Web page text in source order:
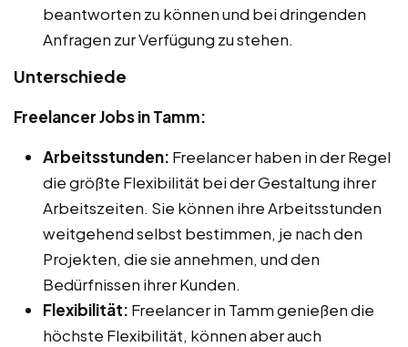
beantworten zu können und bei dringenden
Anfragen zur Verfügung zu stehen.
Unterschiede
Freelancer Jobs in Tamm:
Arbeitsstunden: Freelancer haben in der Regel
die größte Flexibilität bei der Gestaltung ihrer
Arbeitszeiten. Sie können ihre Arbeitsstunden
weitgehend selbst bestimmen, je nach den
Projekten, die sie annehmen, und den
Bedürfnissen ihrer Kunden.
Flexibilität: Freelancer in Tamm genießen die
höchste Flexibilität, können aber auch